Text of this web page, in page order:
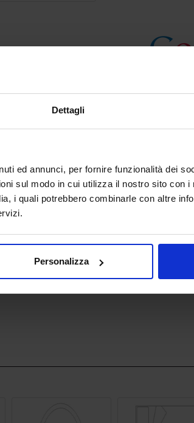
Dettagli
ed annunci, per fornire funzionalità dei
sul modo in cui utilizza il nostro sito con
i quali potrebbero combinarle con altre
Personalizza